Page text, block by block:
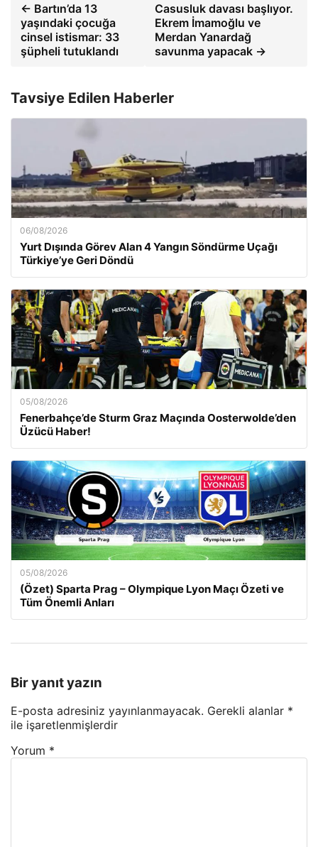
← Bartın’da 13
yaşındaki çocuğa
cinsel istismar: 33
şüpheli tutuklandı
Casusluk davası başlıyor.
Ekrem İmamoğlu ve
Merdan Yanardağ
savunma yapacak →
Tavsiye Edilen Haberler
06/08/2026
Yurt Dışında Görev Alan 4 Yangın Söndürme Uçağı
Türkiye’ye Geri Döndü
05/08/2026
Fenerbahçe’de Sturm Graz Maçında Oosterwolde’den
Üzücü Haber!
05/08/2026
(Özet) Sparta Prag – Olympique Lyon Maçı Özeti ve
Tüm Önemli Anları
Bir yanıt yazın
E-posta adresiniz yayınlanmayacak. Gerekli alanlar *
ile işaretlenmişlerdir
Yorum *